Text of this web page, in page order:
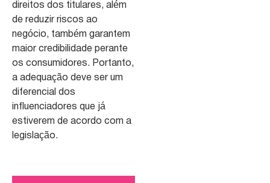
direitos dos titulares, além
de reduzir riscos ao
negócio, também garantem
maior credibilidade perante
os consumidores. Portanto,
a adequação deve ser um
diferencial dos
influenciadores que já
estiverem de acordo com a
legislação.